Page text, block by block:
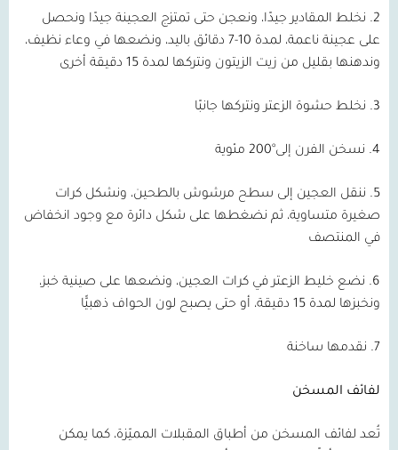
2. نخلط المقادير جيدًا، ونعجن حتى تمتزج العجينة جيدًا ونحصل
على عجينة ناعمة، لمدة 10-7 دقائق باليد، ونضعها في وعاء نظيف،
وندهنها بقليل من زيت الزيتون ونتركها لمدة 15 دقيقة أخرى
3. نخلط حشوة الزعتر ونتركها جانبًا
4. نسخن الفرن إلى°200 مئوية
5. ننقل العجين إلى سطح مرشوش بالطحين، ونشكل كرات
صغيرة متساوية، ثم نضغطها على شكل دائرة مع وجود انخفاض
في المنتصف
6. نضع خليط الزعتر في كرات العجين، ونضعها على صينية خبز،
ونخبزها لمدة 15 دقيقة، أو حتى يصبح لون الحواف ذهبيًّا
7. نقدمها ساخنة
لفائف المسخن
تُعد لفائف المسخن من أطباق المقبلات المميّزة، كما يمكن